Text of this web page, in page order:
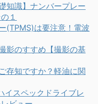
知識】ナンバープレー
１
(TPMS)は要注意！電波
影のすすめ【撮影の基
存知ですか？軽油に関
イスペックドライブレ